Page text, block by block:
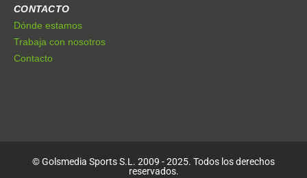
CONTACTO
Dónde estamos
Trabaja con nosotros
Contacto
© Golsmedia Sports S.L. 2009 - 2025. Todos los derechos
reservados.